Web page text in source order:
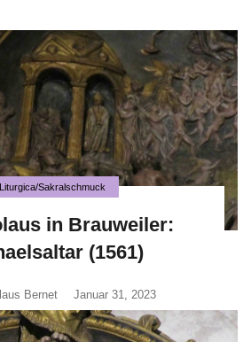
Liturgica/Sakralschmuck
in Brauweiler:
(1561)
Bernet Januar 31, 2023